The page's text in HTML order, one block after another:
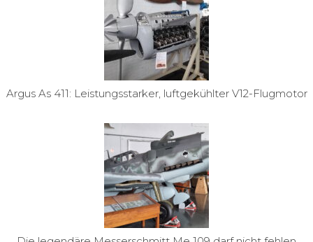
Argus As 411: Leistungsstarker, luftgekühlter V12-Flugmotor